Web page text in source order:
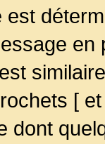
est
[
dont